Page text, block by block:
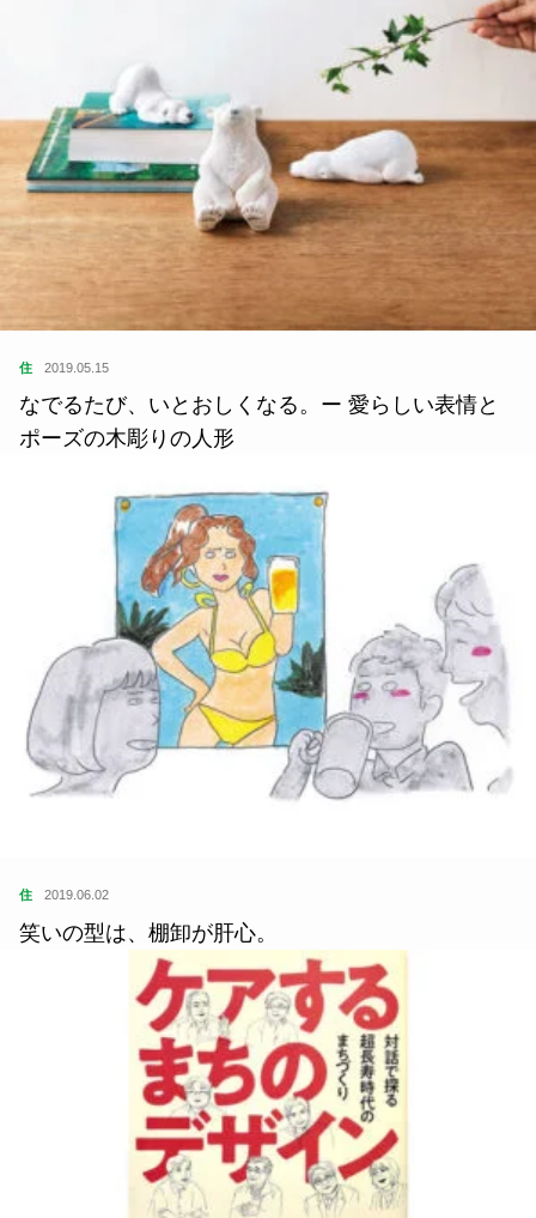
住 2019.05.15
なでるたび、いとおしくなる。ー 愛らしい表情と
ポーズの木彫りの人形
住 2019.06.02
笑いの型は、棚卸が肝心。